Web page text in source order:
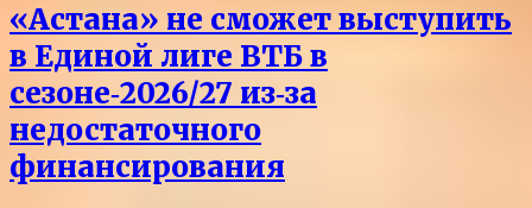
«Астана» не сможет выступить
в Единой лиге ВТБ в
сезоне‑2026/27 из‑за
недостаточного
финансирования